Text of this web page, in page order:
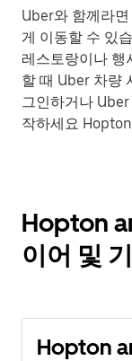
Uber와 함께라
게 이동할 수 있
레스토랑이나 행
할 때 Uber 차량
그인하거나
작하세요
Hopton
이어 및
Hopton